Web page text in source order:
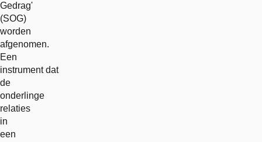
Gedrag'
(SOG)
worden
afgenomen.
Een
instrument dat
de
onderlinge
relaties
in
een